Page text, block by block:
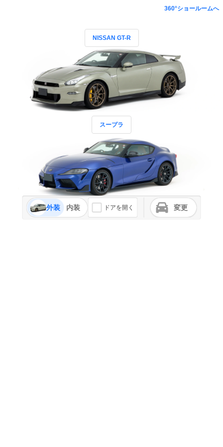
360°ショールームへ
NISSAN GT-R
スープラ
外装 内装 ドアを開く 変更